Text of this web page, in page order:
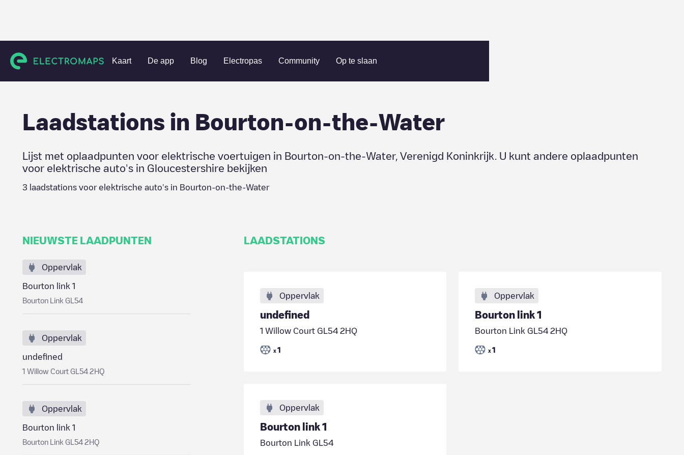
Kaart De app Blog Electropas Community Op te slaan
Charging stations Verenigd Koninkrijk Gloucestershire Bourton-on-the-Water
Laadstations in Bourton-on-the-Water
Lijst met oplaadpunten voor elektrische voertuigen in Bourton-on-the-Water, Verenigd Koninkrijk . U kunt andere oplaadpunten
voor elektrische auto's in Gloucestershire bekijken
3 laadstations voor elektrische auto's in Bourton-on-the-Water
NIEUWSTE LAADPUNTEN
Oppervlak
Bourton link 1
Bourton Link GL54
Oppervlak
undefined
1 Willow Court GL54 2HQ
Oppervlak
Bourton link 1
Bourton Link GL54 2HQ
LAADSTATIONS
Oppervlak
undefined
1 Willow Court GL54 2HQ
x 1
Oppervlak
Bourton link 1
Bourton Link GL54 2HQ
x 1
Oppervlak
Bourton link 1
Bourton Link GL54